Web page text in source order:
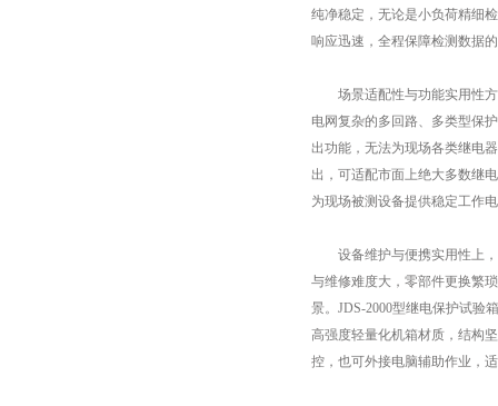
纯净稳定，无论是小负荷精细
响应迅速，全程保障检测数据
场景适配性与功能实用性方
电网复杂的多回路、多类型保
出功能，无法为现场各类继电
出，可适配市面上绝大多数继
为现场被测设备提供稳定工作
设备维护与便携实用性上，
与维修难度大，零部件更换繁
景。JDS-2000型继电保护试验
高强度轻量化机箱材质，结构
控，也可外接电脑辅助作业，